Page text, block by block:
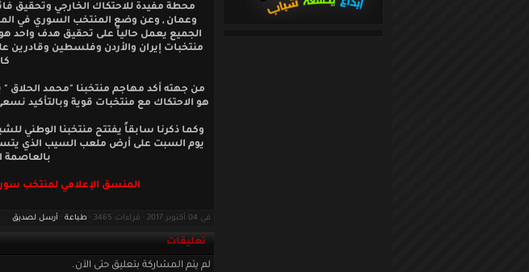
محطة مفيدة للاحتكاك الخارجي وتحقيق
وعمان , وعن وضع المنتخب السوري في
الجميع يعمل حالياً على تحقيق هدف واحد
منتخبات إيران والأردن وفلسطين وقادرين
من جهته أكد مهاجم منتخبنا "محمد الحلاق "
هو الاحتكاك مع منتخبات قوية وبالتأكيد
وكما ذكرنا سابقاً يفتتح منتخبنا الوطني
يوم السبت على أرض ملعب السيب الذي
بالعاصمة
المنسق الإعلامي لمنتخب
في 04 أكتوبر 2017 · قراءات: 3465 · طباعة أرسل لصديق
تعليقات
لم يتم المشاركة بتعليق حتى الآن.